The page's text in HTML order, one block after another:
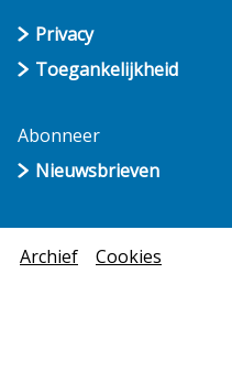
Privacy
Toegankelijkheid
Abonneer
Nieuwsbrieven
Archief Cookies